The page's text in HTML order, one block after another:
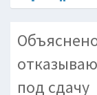
под сдачу